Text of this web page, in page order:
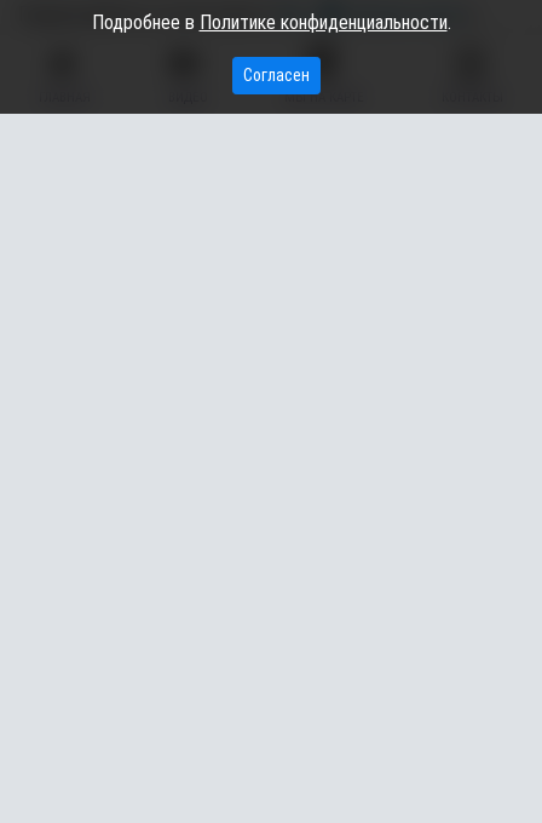
Подписывайтесь на наш канал в Max, telegram-канал
: там только самые важные новости
из жизни Сургутского района, Сургута и ХМАО.
МЫ НА КАРТЕ
Подробнее в Политике конфиденциальности.
Согласен